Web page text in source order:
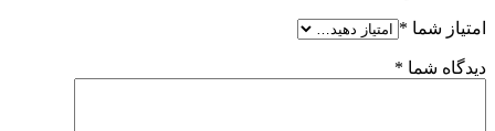
امتیاز شما *
دیدگاه شما *